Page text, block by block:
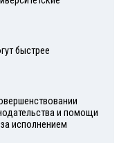
быстрее
и помощи
исполнением